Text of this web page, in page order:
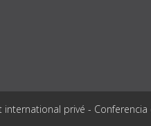
privé -